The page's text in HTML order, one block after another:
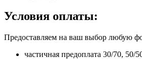
Условия оплаты:
Предоставляем на ваш выбор любую
частичная предоплата 30/70, 50/